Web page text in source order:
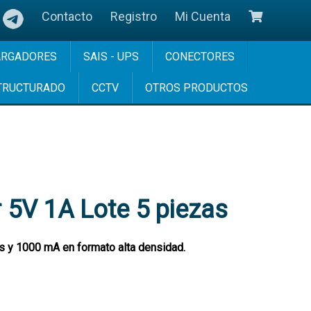
Mi Cuenta
Registro
Contacto
SAIS - UPS CONECTORES
CCTV OTROS PRODUCTOS
1A Lote 5 piezas
1000 mA en formato alta densidad.